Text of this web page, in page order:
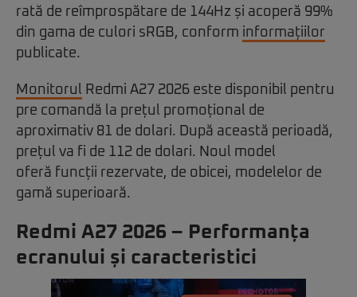
rată de reîmprospătare de 144Hz și acoperă 99%
din gama de culori sRGB, conform informațiilor
publicate.
Monitorul Redmi A27 2026 este disponibil pentru
pre comandă la prețul promoțional de
aproximativ 81 de dolari. După această perioadă,
prețul va fi de 112 de dolari. Noul model
oferă funcții rezervate, de obicei, modelelor de
gamă superioară.
Redmi A27 2026 – Performanța
ecranului și caracteristici